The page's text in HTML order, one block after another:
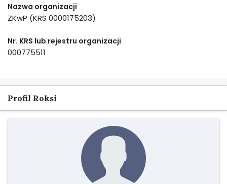
Nazwa organizacji
ZKwP (KRS 0000175203)
Nr. KRS lub rejestru organizacji
000775511
Profil Roksi